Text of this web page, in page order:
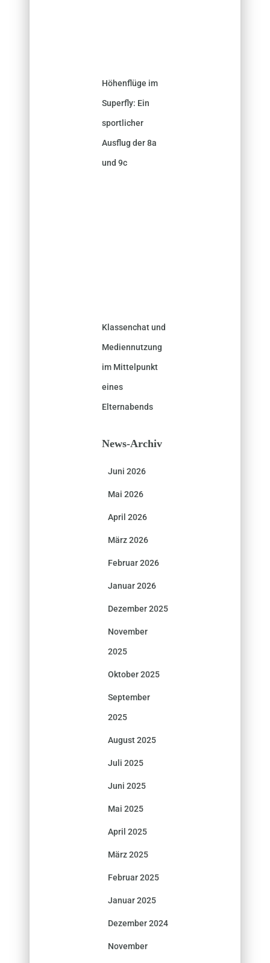
Höhenflüge im
Superfly: Ein
sportlicher
Ausflug der 8a
und 9c
Klassenchat und
Mediennutzung
im Mittelpunkt
eines
Elternabends
News-Archiv
Juni 2026
Mai 2026
April 2026
März 2026
Februar 2026
Januar 2026
Dezember 2025
November
2025
Oktober 2025
September
2025
August 2025
Juli 2025
Juni 2025
Mai 2025
April 2025
März 2025
Februar 2025
Januar 2025
Dezember 2024
November